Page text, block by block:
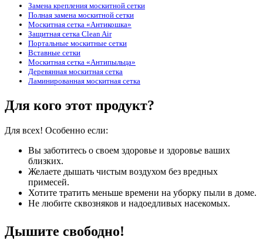
Замена крепления москитной сетки
Полная замена москитной сетки
Москитная сетка «Антикошка»
Защитная сетка Clean Air
Портальные москитные сетки
Вставные сетки
Москитная сетка «Антипыльца»
Деревянная москитная сетка
Ламинированная москитная сетка
Для кого этот продукт?
Для всех! Особенно если:
Вы заботитесь о своем здоровье и здоровье ваших
близких.
Желаете дышать чистым воздухом без вредных
примесей.
Хотите тратить меньше времени на уборку пыли в доме.
Не любите сквозняков и надоедливых насекомых.
Дышите свободно!